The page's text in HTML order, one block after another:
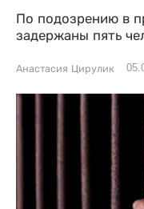
По подозрению в
задержаны пять
Анастасия Цирулик